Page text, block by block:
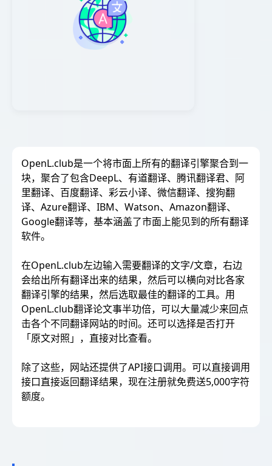
OpenL.club是一个将市面上所有的翻译引擎聚合到一
块，聚合了包含DeepL、有道翻译、腾讯翻译君、阿
里翻译、百度翻译、彩云小译、微信翻译、搜狗翻
译、Azure翻译、IBM、Watson、Amazon翻译、
Google翻译等，基本涵盖了市面上能见到的所有翻译
软件。
在OpenL.club左边输入需要翻译的文字/文章，右边
会给出所有翻译出来的结果，然后可以横向对比各家
翻译引擎的结果，然后选取最佳的翻译的工具。用
OpenL.club翻译论文事半功倍，可以大量减少来回点
击各个不同翻译网站的时间。还可以选择是否打开
「原文对照」，直接对比查看。
除了这些，网站还提供了API接口调用。可以直接调用
接口直接返回翻译结果，现在注册就免费送5,000字符
额度。